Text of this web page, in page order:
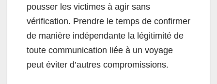
pousser les victimes à agir sans
vérification. Prendre le temps de confirmer
de manière indépendante la légitimité de
toute communication liée à un voyage
peut éviter d’autres compromissions.